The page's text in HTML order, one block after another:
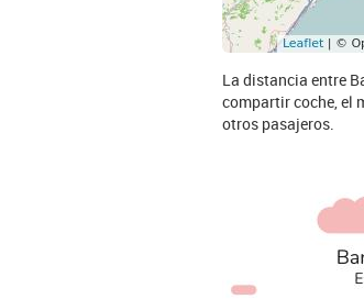
La distancia entre
compartir coche, el
otros pasajeros.